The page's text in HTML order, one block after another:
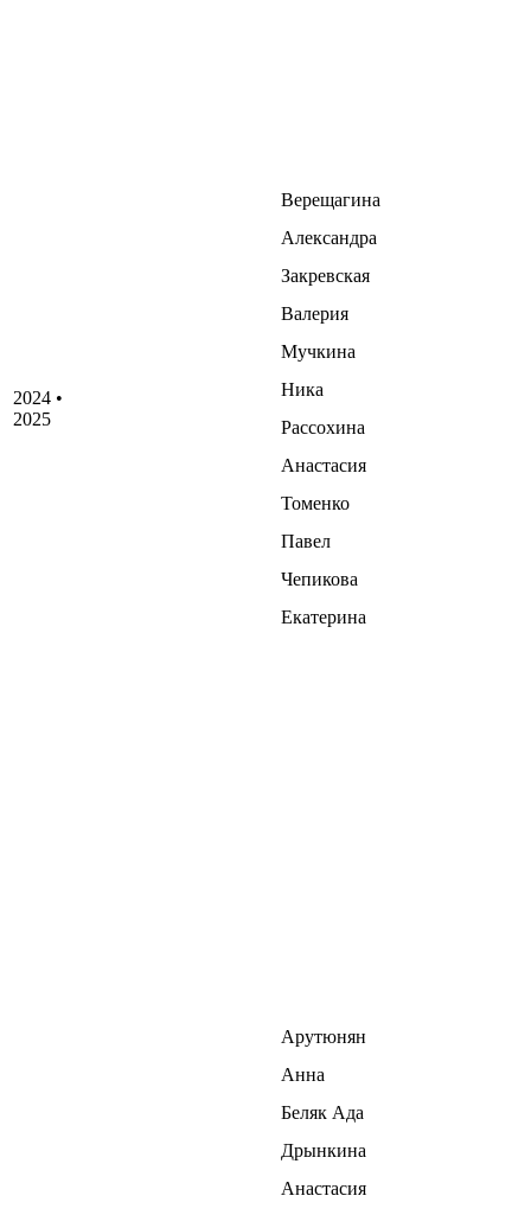
2024 •
2025
Верещагина
Александра
Закревская
Валерия
Мучкина
Ника
Рассохина
Анастасия
Томенко
Павел
Чепикова
Екатерина
Арутюнян
Анна
Беляк Ада
Дрынкина
Анастасия